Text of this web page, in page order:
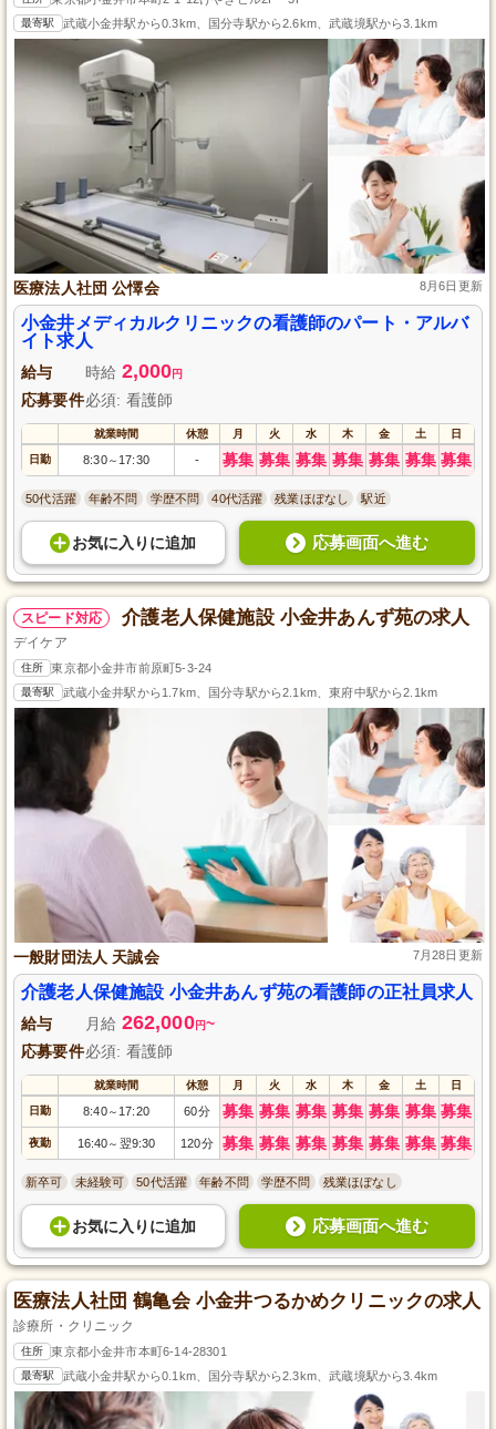
最寄駅 武蔵小金井駅から0.3km、国分寺駅から2.6km、武蔵境駅から3.1km
医療法人社団 公懌会 8月6日更新
小金井メディカルクリニックの看護師のパート・アルバ
イト求人
給与 時給 2,000円
応募要件必須: 看護師
就業時間 休憩 月 火 水 木 金 土 日
日勤 8:30～ 17:30 - 募集 募集 募集 募集 募集 募集 募集
50代活躍 年齢不問 学歴不問 40代活躍 残業ほぼなし 駅近
お気に入り に追加 応募画面へ進む
スピード対応 介護老人保健施設 小金井あんず苑の求人
デイケア
住所 東京都小金井市前原町5-3-24
最寄駅 武蔵小金井駅から1.7km、国分寺駅から2.1km、東府中駅から2.1km
一般財団法人 天誠会 7月28日更新
介護老人保健施設 小金井あんず苑の看護師の正社員求人
給与 月給 262,000円~
応募要件必須: 看護師
就業時間 休憩 月 火 水 木 金 土 日
日勤 8:40～ 17:20 60分 募集 募集 募集 募集 募集 募集 募集
夜勤 16:40～ 翌9:30 120分 募集 募集 募集 募集 募集 募集 募集
新卒可 未経験可 50代活躍 年齢不問 学歴不問 残業ほぼなし
お気に入り に追加 応募画面へ進む
医療法人社団 鶴亀会 小金井つるかめクリニックの求人
診療所・クリニック
住所 東京都小金井市本町6-14-28301
最寄駅 武蔵小金井駅から0.1km、国分寺駅から2.3km、武蔵境駅から3.4km